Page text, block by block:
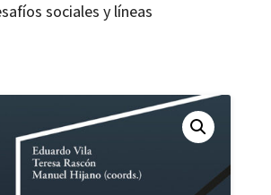
sociales y líneas